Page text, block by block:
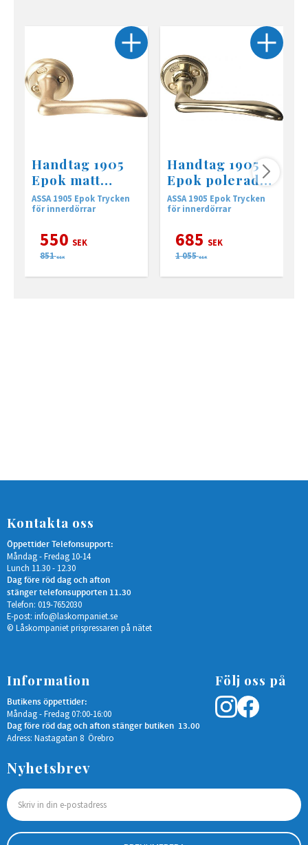
Handtag 1905
Epok matt
mässing
ASSA 1905 Epok Trycken
för innerdörrar
550 SEK
851 SEK
Handtag 1905
Epok polerad
mässing
ASSA 1905 Epok Trycken
för innerdörrar
685 SEK
1 055 SEK
Kontakta oss
Öppettider Telefonsupport:
Måndag - Fredag 10-14
Lunch 11.30 - 12.30
Dag före röd dag och afton
stänger telefonsupporten 11.30
Telefon: 019-7652030
E-post: info@laskompaniet.se
© Låskompaniet prispressaren på nätet
Information
Butikens öppettider:
Måndag - Fredag 07:00-16:00
Dag före röd dag och afton stänger butiken 13.00
Adress: Nastagatan 8 Örebro
Följ oss på
Nyhetsbrev